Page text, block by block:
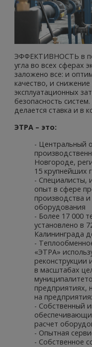
ЭФФЕКТИВНОСТЬ в
угла во всех сферах
заложено все: и
качество, и
эксплуатационных
безопасность
делается ставка и в
ЭТРА – это:
- Центральный
Новгороде,
15 крупнейших
- Специалисты,
опыт в сфере
производства
оборудования
- Более 17 000
установлено в
Калининграда
-
«ЭТРА»
реконструкции
в масштабах
предприятиях,
на
- Собственный
расчет
- Опытная
- Собственное